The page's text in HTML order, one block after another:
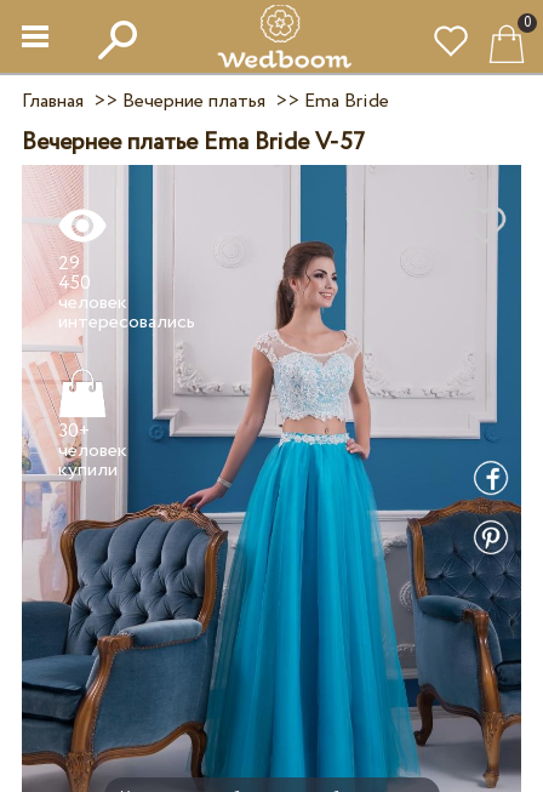
0
Главная >> Вечерние платья >> Ema Bride
Вечернее платье Ema Bride V-57
29
450
человек
30+
человек